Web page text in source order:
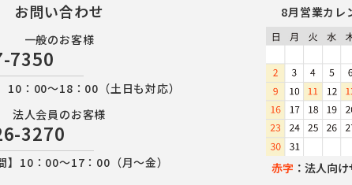
お問い合わせ
一般のお客様
7350
10：00～18：00（土日も対応）
法人会員のお客様
3270
】10：00～17：00（月～金）
8月営業カレ
赤字 ：法人向